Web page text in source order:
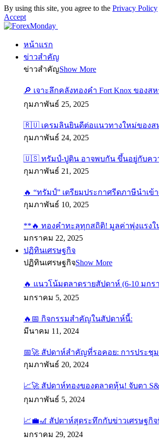
By using this site, you agree to the Privacy Policy
Accept
หน้าแรก
ข่าวสำคัญ
ข่าวสำคัญShow More
🔎 เจาะลึกคลังทองคำ Fort Knox ของส
กุมภาพันธ์ 25, 2025
🇷🇺 เครมลินยินดีต่อแนวทางใหม่ของ
กุมภาพันธ์ 24, 2025
🇺🇸 ทรัมป์-ปูติน อาจพบกัน ขึ้นอยู่กับคว
กุมภาพันธ์ 21, 2025
🔥 “ทรัมป์” เตรียมประกาศรีดภาษีนำเ
กุมภาพันธ์ 10, 2025
**🔥 ทองคำทะลุทุกสถิติ! มูลค่าพุ่งแรงใ
มกราคม 22, 2025
ปฏิทินเศรษฐกิจ
ปฏิทินเศรษฐกิจShow More
🔥 แนวโน้มตลาดรายสัปดาห์ (6-10 มก
มกราคม 5, 2025
🔥📅 กิจกรรมสำคัญในสัปดาห์นี้:
มีนาคม 11, 2024
📅🚀 สัปดาห์สำคัญที่รอคอย: การประชุ
กุมภาพันธ์ 20, 2024
📈🚀 สัปดาห์ทองของตลาดหุ้น! จับตา
กุมภาพันธ์ 5, 2024
📈💼🎢 สัปดาห์สุดระทึกกับข่าวเศรษฐกิ
มกราคม 29, 2024